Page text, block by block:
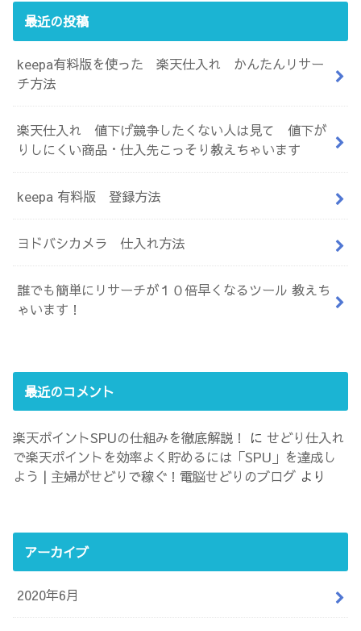
最近の投稿
keepa有料版を使った 楽天仕入れ かんたんリサー
チ方法
楽天仕入れ 値下げ競争したくない人は見て 値下が
りしにくい商品・仕入先こっそり教えちゃいます
keepa 有料版 登録方法
ヨドバシカメラ 仕入れ方法
誰でも簡単にリサーチが１０倍早くなるツール 教えち
ゃいます！
最近のコメント
楽天ポイントSPUの仕組みを徹底解説！ にせどり仕入れ
で楽天ポイントを効率よく貯めるには「SPU」を達成し
よう | 主婦がせどりで稼ぐ！電脳せどりのブログ より
アーカイブ
2020年6月